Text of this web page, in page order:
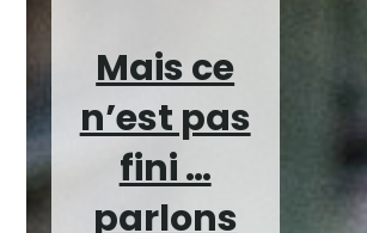
Mais ce
n’est pas
fini …
parlons